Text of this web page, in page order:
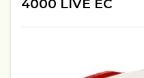
4000 LIVE EC